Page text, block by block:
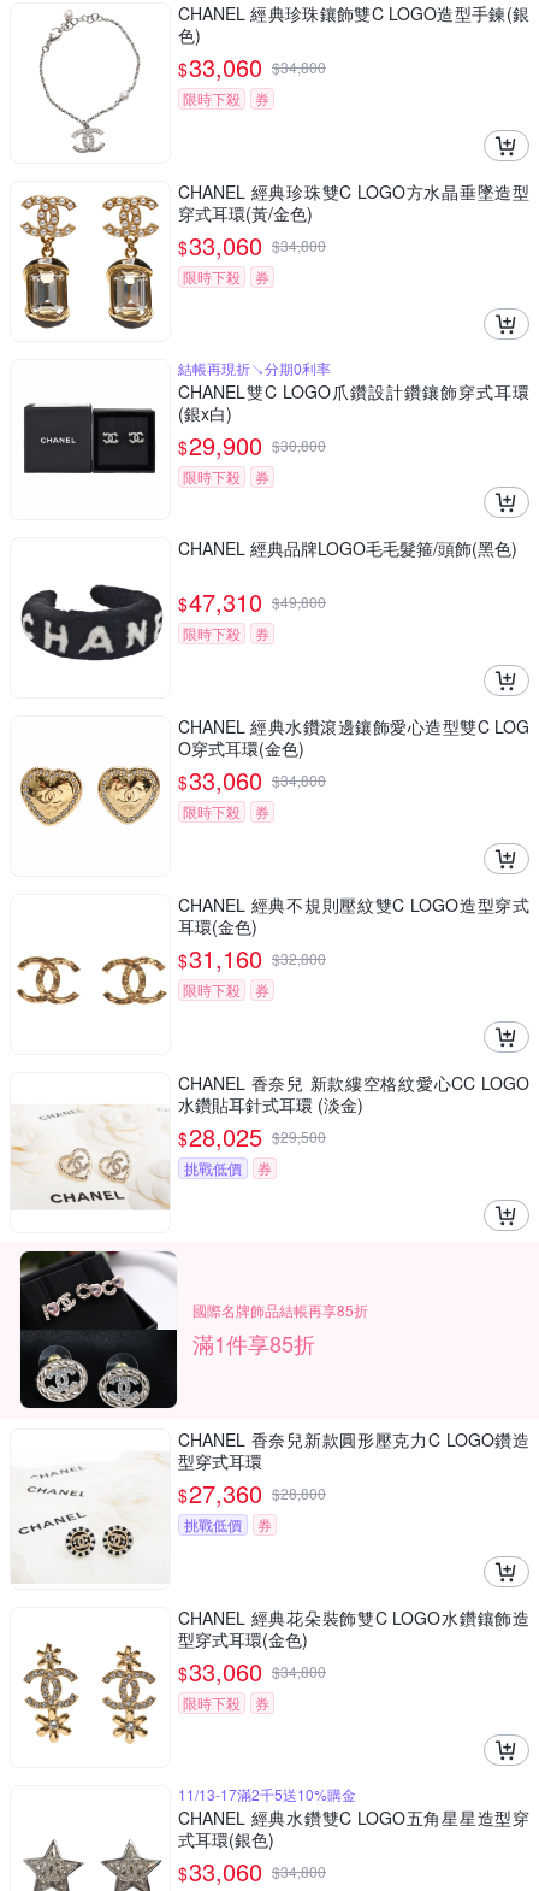
CHANEL 經典珍珠鑲飾雙C LOGO造型手鍊(銀
色)
$33,060 $34,800
限時下殺
券
CHANEL 經典珍珠雙C LOGO方水晶垂墜造型
穿式耳環(黃/金色)
$33,060 $34,800
限時下殺
券
結帳再現折↘分期0利率
CHANEL雙C LOGO爪鑽設計鑽鑲飾穿式耳環
(銀x白)
$29,900 $30,800
限時下殺
券
CHANEL 經典品牌LOGO毛毛髮箍/頭飾(黑色)
$47,310 $49,800
限時下殺
券
CHANEL 經典水鑽滾邊鑲飾愛心造型雙C LOG
O穿式耳環(金色)
$33,060 $34,800
限時下殺
券
CHANEL 經典不規則壓紋雙C LOGO造型穿式
耳環(金色)
$31,160 $32,800
限時下殺
券
CHANEL 香奈兒 新款縷空格紋愛心CC LOGO
水鑽貼耳針式耳環 (淡金)
$28,025 $29,500
挑戰低價
券
國際名牌飾品結帳再享85折
滿1件享85折
CHANEL 香奈兒新款圓形壓克力C LOGO鑽造
型穿式耳環
$27,360 $28,800
挑戰低價
券
CHANEL 經典花朵裝飾雙C LOGO水鑽鑲飾造
型穿式耳環(金色)
$33,060 $34,800
限時下殺
券
11/13-17滿2千5送10%購金
CHANEL 經典水鑽雙C LOGO五角星星造型穿
式耳環(銀色)
$33,060 $34,800